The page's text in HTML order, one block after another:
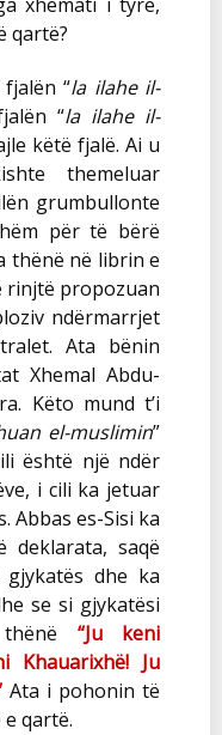
xhemati i tyre,
qartë?
“la ilahe il-
“la ilahe il-
këtë fjalë. Ai u
themeluar
grumbullonte
për të bërë
thënë në librin e
rinjtë propozuan
ndërmarrjet
Ata bënin
Xhemal Abdu-
Këto mund t’i
el-muslimin”
është një ndër
i cili ka jetuar
Abbas es-Sisi ka
deklarata, saqë
dhe ka
se si gjykatësi
“Ju keni
Khauarixhë! Ju
Ata i pohonin të
qartë.